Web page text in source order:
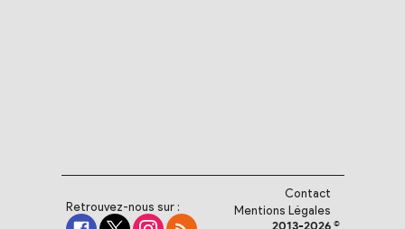
Retrouvez-nous sur :
Contact
Mentions Légales
2013-2026 ©